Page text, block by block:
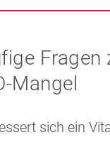
Fragen
Mangel
sich ein